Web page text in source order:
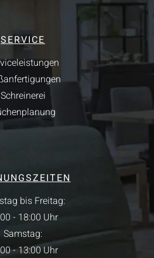
SERVICE
Schreinerei
bis Freitag:
- 18:00 Uhr
Samstag:
- 13:00 Uhr